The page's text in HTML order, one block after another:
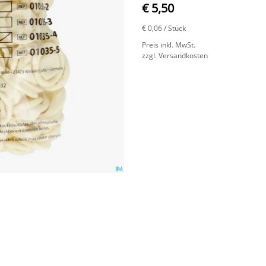
€ 5,50
€ 0,06/ Stück
Preis inkl. MwSt.
zzgl. Versandkosten